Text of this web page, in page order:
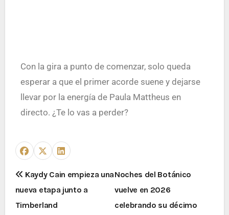
Con la gira a punto de comenzar, solo queda
esperar a que el primer acorde suene y dejarse
llevar por la energía de Paula Mattheus en
directo. ¿Te lo vas a perder?
Kaydy Cain empieza una
nueva etapa junto a
Timberland
Noches del Botánico
vuelve en 2026
celebrando su décimo